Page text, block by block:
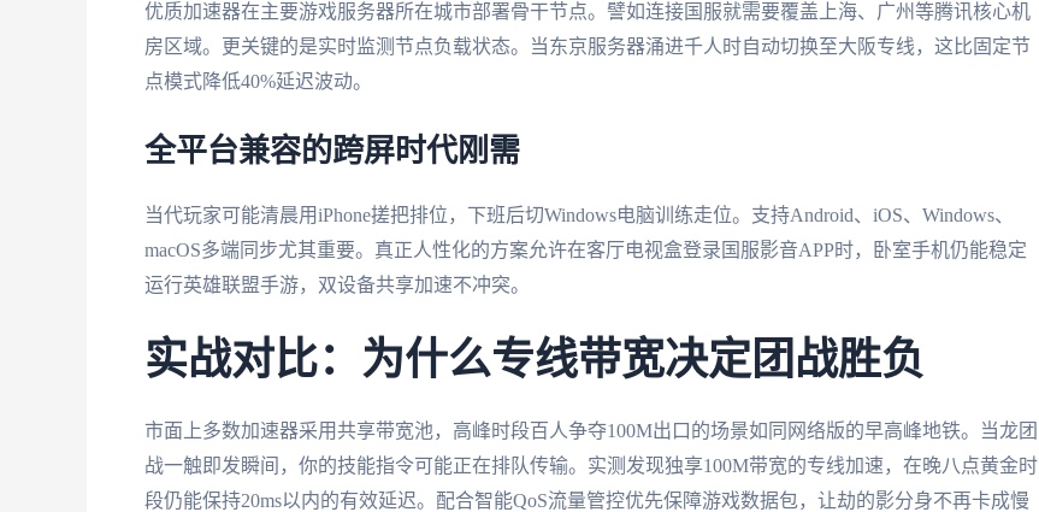
优质加速器在主要游戏服务器所在城市部署骨干节点。譬如连接国服就需要覆盖上海、广州等腾讯核心机
房区域。更关键的是实时监测节点负载状态。当东京服务器涌进千人时自动切换至大阪专线，这比固定节
点模式降低40%延迟波动。
全平台兼容的跨屏时代刚需
当代玩家可能清晨用iPhone搓把排位，下班后切Windows电脑训练走位。支持Android、iOS、Windows、
macOS多端同步尤其重要。真正人性化的方案允许在客厅电视盒登录国服影音APP时，卧室手机仍能稳定
运行英雄联盟手游，双设备共享加速不冲突。
实战对比：为什么专线带宽决定团战胜负
市面上多数加速器采用共享带宽池，高峰时段百人争夺100M出口的场景如同网络版的早高峰地铁。当龙团
战一触即发瞬间，你的技能指令可能正在排队传输。实测发现独享100M带宽的专线加速，在晚八点黄金时
段仍能保持20ms以内的有效延迟。配合智能QoS流量管控优先保障游戏数据包，让劫的影分身不再卡成慢